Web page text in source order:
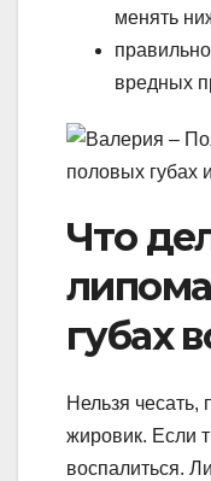
менять
правильно
вредных
Что
губах
Нельзя чесать,
жировик. Если
воспалиться.